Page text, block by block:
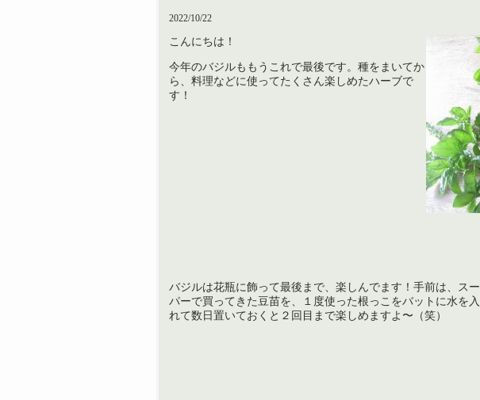
2022/10/22
こんにちは！
今年のバジルももうこれで最後です。種をまいてか
ら、料理などに使ってたくさん楽しめたハーブで
す！
バジルは花瓶に飾って最後まで、楽しんでます！手前は、スー
パーで買ってきた豆苗を、１度使った根っこをバットに水を入
れて数日置いておくと２回目まで楽しめますよ〜（笑）